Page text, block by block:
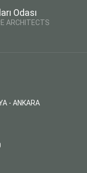
Odası
ARCHITECTS
- ANKARA